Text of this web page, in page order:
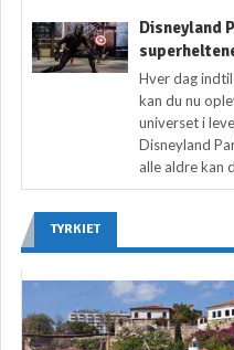
Disneyland
Hver dag
kan du nu
universet i
Disneyland
alle aldre kan
TYRKIET